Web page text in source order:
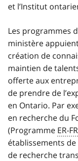
et l’Institut
Les programmes
ministère
création de
maintien de
offerte aux
de prendre de
en Ontario. Par
en recherche du
(Programme ER-
établissements
de recherche